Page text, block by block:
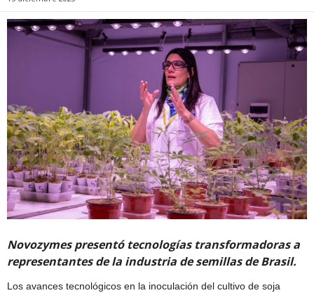
Novozymes presentó tecnologías transformadoras a
representantes de la industria de semillas de Brasil.
Los avances tecnológicos en la inoculación del cultivo de soja